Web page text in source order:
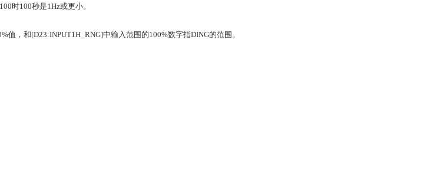
时100秒是1Hz或更小。
值，和[D23:INPUT1H_RNG]中输入范围的100%数字指DING的范围。